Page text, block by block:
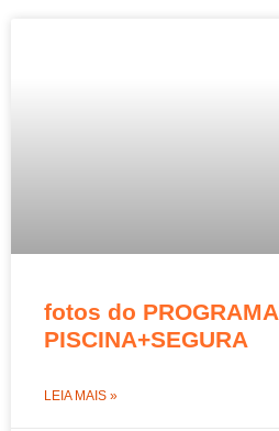
fotos do PROGRAMA
PISCINA+SEGURA
LEIA MAIS »